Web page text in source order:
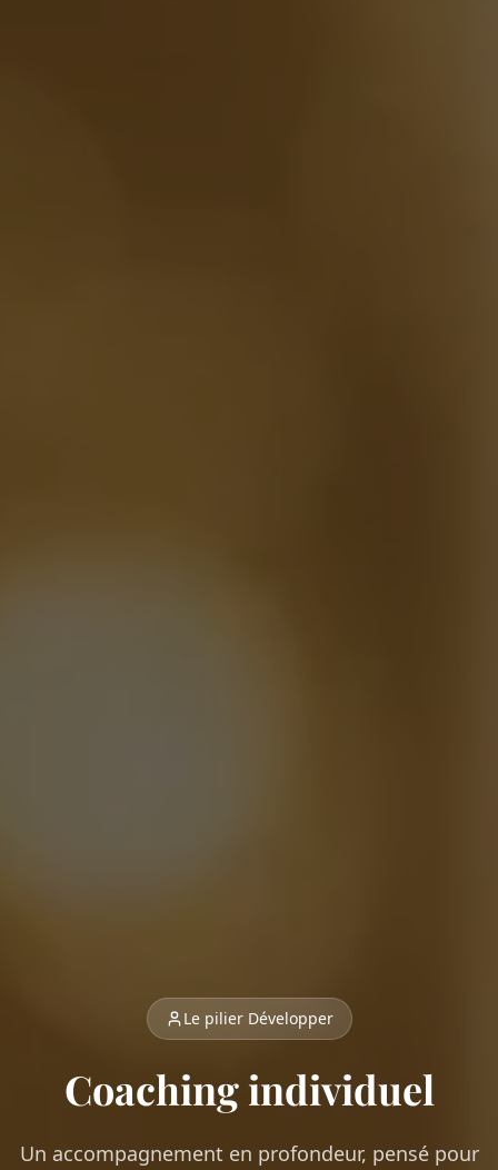
Le pilier Développer
Coaching individuel
Un accompagnement en profondeur, pensé pour